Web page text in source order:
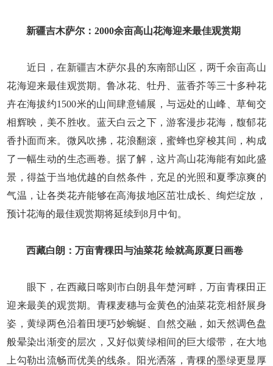
新疆吉木萨尔：2000余亩高山花海迎来最佳观赏期
近日，在新疆吉木萨尔县的东南部山区，两千余亩高山
花海迎来最佳观赏期。鲁冰花、牡丹、蓝香芥等三十多种花
卉在海拔约1500米的山间肆意铺展，与远处的山峰、草甸交
相辉映，美不胜收。蓝天白云之下，游客漫步花海，馥郁花
香扑面而来。微风吹拂，花浪翻滚，蜜蜂也穿梭其间，构成
了一幅生动的生态画卷。据了解，这片高山花海能有如此盛
景，得益于当地优越的自然条件，充足的光照和夏季凉爽的
气温，让各类花卉能够在高海拔地区茁壮成长、绚烂绽放，
预计花海的最佳观赏期将延续到8月中旬。
西藏白朗：万亩青稞田与油菜花 绘就高原夏日画卷
眼下，在西藏日喀则市白朗县年楚河畔，万亩青稞田正
迎来最美的观赏期。青稞麦穗与金黄色的油菜花竞相舒展身
姿，黄绿两色沿着田埂巧妙蜿蜒、自然交融，如天然调色盘
般晕染出渐变的层次，又好似黄绿相间的巨大缎带，在大地
上勾勒出流畅而优美的线条。阳光洒落，青稞的墨绿更显厚